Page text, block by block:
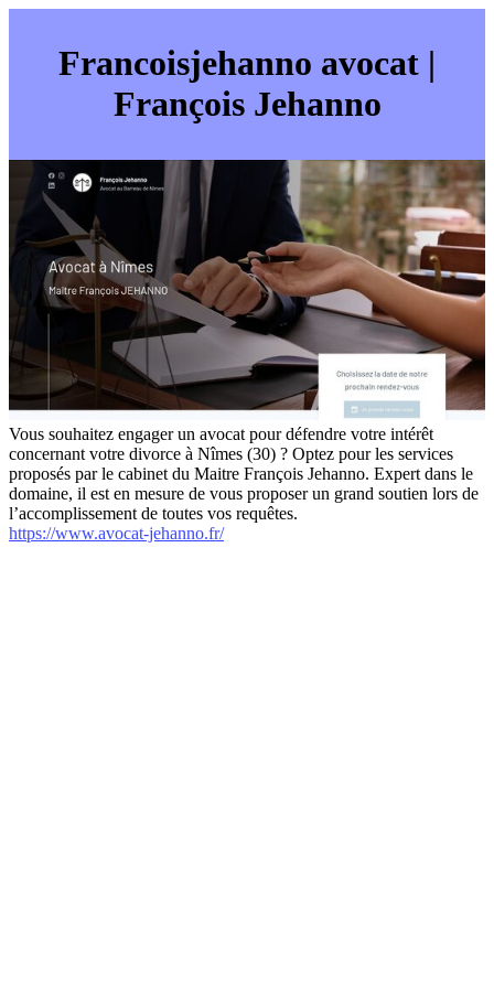
Fran­coisje­han­no avocat |
François Jehanno
Vous souhaitez engager un avocat pour défendre votre intérêt
concernant votre divorce à Nîmes (30) ? Optez pour les services
proposés par le cabinet du Maitre François Jehanno. Expert dans le
domaine, il est en mesure de vous proposer un grand soutien lors de
l’accomplissement de toutes vos requêtes.
https://www.avocat-jehanno.fr/